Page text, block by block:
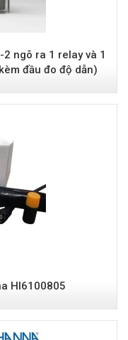
ngõ ra 1 relay và 1
đầu đo độ dẫn)
HI6100805